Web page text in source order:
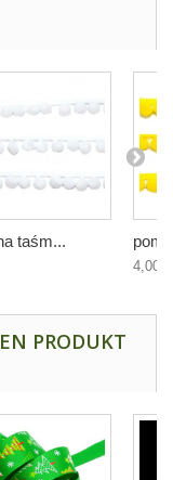
taśm...
4,00
PRODUKT